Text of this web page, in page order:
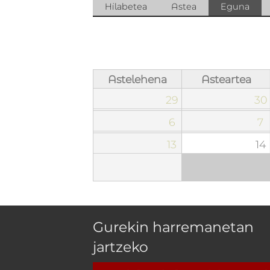
Atal primarioak
Hilabetea Astea Eguna
Astelehena Asteartea
29
30
6
7
13
14
Gurekin harremanetan
jartzeko